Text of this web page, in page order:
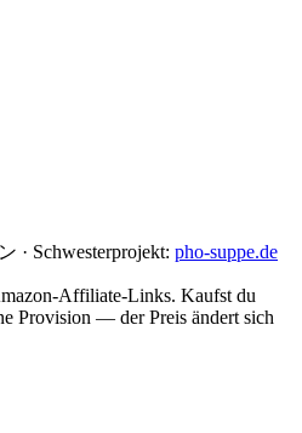
· Schwesterprojekt: pho-suppe.de
Affiliate-Links. Kaufst du
Provision — der Preis ändert sich